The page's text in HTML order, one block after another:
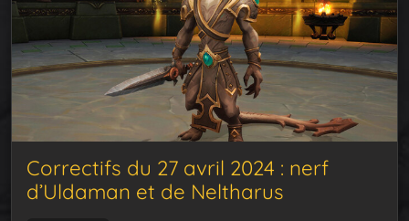
Correctifs du 27 avril 2024 : nerf
d’Uldaman et de Neltharus